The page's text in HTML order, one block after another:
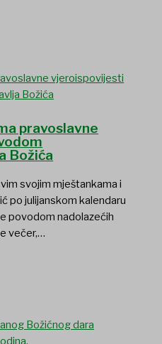
pravoslavne
Božića
svojim mještankama i
po julijanskom kalendaru
povodom nadolazećih
večer,…